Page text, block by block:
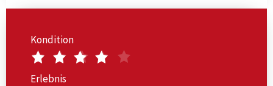
Kondition
Erlebnis